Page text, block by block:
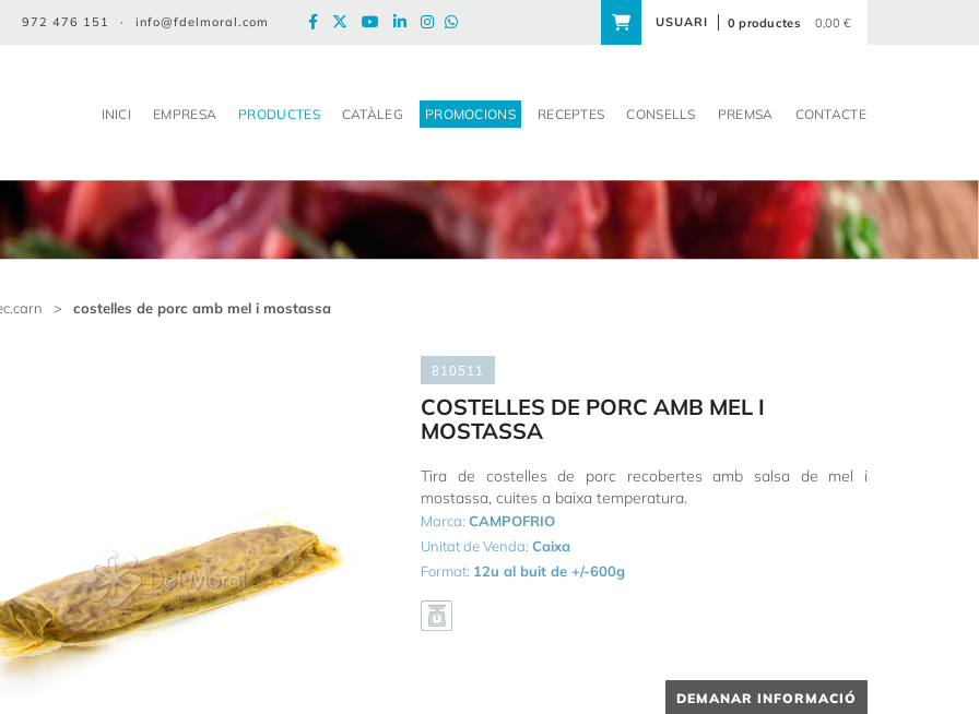
972 476 151 · info@fdelmoral.com USUARI 0 productes 0,00 €
INICI EMPRESA PRODUCTES CATÀLEG PROMOCIONS RECEPTES CONSELLS PREMSA CONTACTE
> costelles de porc amb mel i mostassa
810511
COSTELLES DE PORC AMB MEL I
MOSTASSA
Tira de costelles de porc recobertes amb salsa de mel i
mostassa, cuites a baixa temperatura.
Marca:CAMPOFRIO
Unitat de Venda:Caixa
Format: 12u al buit de +/-600g
DEMANAR INFORMACIÓ